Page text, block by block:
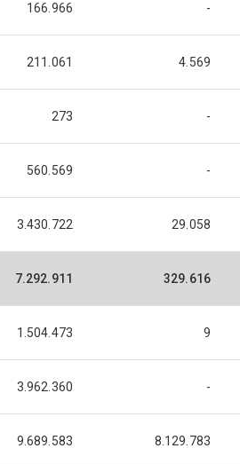
166.966 -
211.061 4.569
273 -
560.569 -
3.430.722 29.058
7.292.911 329.616
1.504.473 9
3.962.360 -
9.689.583 8.129.783